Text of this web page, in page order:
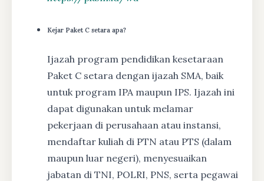
Kejar Paket C setara apa?
Ijazah program pendidikan kesetaraan
Paket C setara dengan ijazah SMA, baik
untuk program IPA maupun IPS. Ijazah ini
dapat digunakan untuk melamar
pekerjaan di perusahaan atau instansi,
mendaftar kuliah di PTN atau PTS (dalam
maupun luar negeri), menyesuaikan
jabatan di TNI, POLRI, PNS, serta pegawai